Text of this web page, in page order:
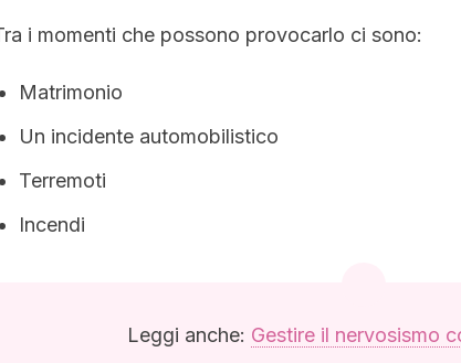
i momenti che possono provocarlo ci sono:
Matrimonio
Un incidente automobilistico
Terremoti
Incendi
Leggi anche: Gestire il nervosismo